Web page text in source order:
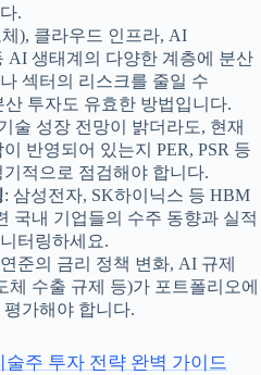
.
), 클라우드 인프라, AI
AI 생태계의 다양한 계층에 분산
섹터의 리스크를 줄일 수
투자도 유효한 방법입니다.
술 성장 전망이 밝더라도, 현재
반영되어 있는지 PER, PSR 등
적으로 점검해야 합니다.
: 삼성전자, SK하이닉스 등 HBM
국내 기업들의 수주 동향과 실적
터링하세요.
준의 금리 정책 변화, AI 규제
체 수출 규제 등)가 포트폴리오에
가해야 합니다.
주 투자 전략 완벽 가이드